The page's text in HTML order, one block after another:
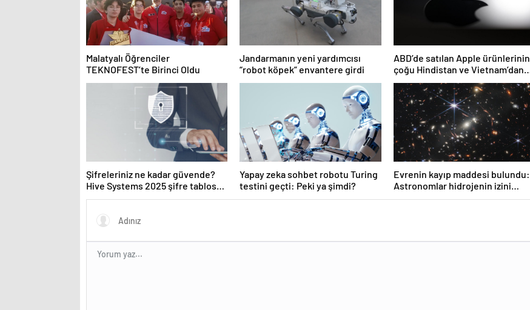
Malatyalı Öğrenciler
TEKNOFEST’te Birinci Oldu
Jandarmanın yeni yardımcısı
“robot köpek” envantere girdi
ABD’de satılan Apple ürünlerinin
çoğu Hindistan ve Vietnam’dan
gelecek
Şifreleriniz ne kadar güvende?
Hive Systems 2025 şifre tablosu
hackerların hızını gözler önüne
Yapay zeka sohbet robotu Turing
testini geçti: Peki ya şimdi?
Evrenin kayıp maddesi bulundu:
Astronomlar hidrojenin izini
sürdü